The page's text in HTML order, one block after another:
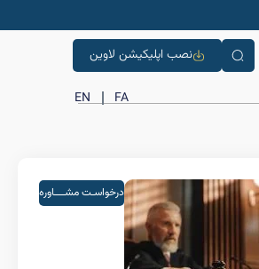
نصب اپلیکیشن لاوین
FA
EN
درخواسـت مشــــاوره